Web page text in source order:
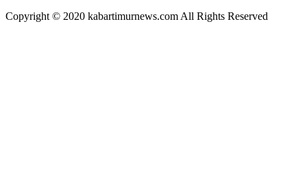
Copyright © 2020 kabartimurnews.com All Rights Reserved